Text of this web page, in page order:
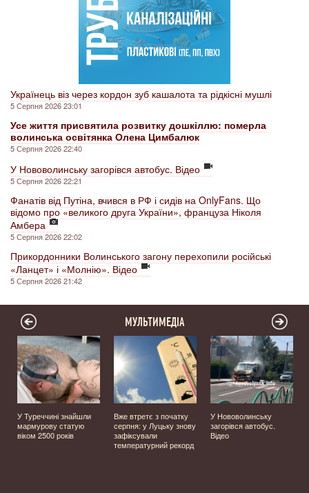
Українець віз через кордон зуб кашалота та рідкісні мушлі
5 Серпня 2026 23:01
Усе життя присвятила розвитку дошкіллю: померла
волинська освітянка Олена Цимбалюк
5 Серпня 2026 22:40
У Нововолинську загорівся автобус. Відео
5 Серпня 2026 22:21
Фанатів від Путіна, вчився в РФ і сидів на OnlyFans. Що
відомо про «великого друга України», француза Ніколя
Амбера
5 Серпня 2026 22:02
Прикордонники Волинського загону перехопили російські
«Ланцет» і «Молнію». Відео
5 Серпня 2026 21:42
МУЛЬТИМЕДІА
У Туреччині знайшли
мармурову статую
віком 2500 років
Вже втретє з початку
серпня: у Луцьку знову
зафіксували
температурний рекорд
У Нововолинську
загорівся автобус.
Відео